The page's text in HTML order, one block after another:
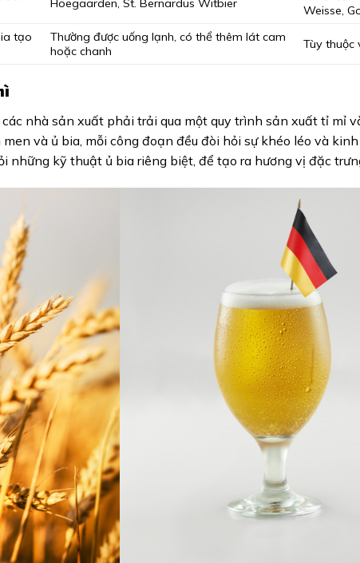
Hoegaarden, St. Bernardus Witbier
Weisse,
tạo
Thường được uống lạnh, có thể thêm lát cam
hoặc chanh
Tùy thuộc
nhà sản xuất phải trải qua một quy trình sản xuất tỉ mỉ
và ủ bia, mỗi công đoạn đều đòi hỏi sự khéo léo và
những kỹ thuật ủ bia riêng biệt, để tạo ra hương vị đặc